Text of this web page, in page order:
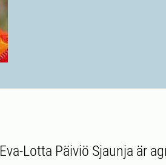
Eva-Lotta Päiviö Sjaunja är